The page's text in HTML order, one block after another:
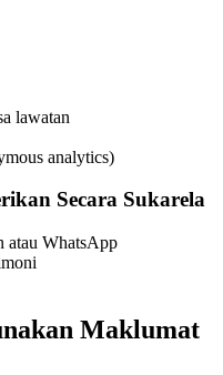
lawatan
analytics)
Secara Sukarela
atau WhatsApp
Maklumat